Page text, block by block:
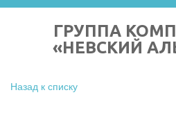
ГРУППА
«НЕВСКИЙ
Назад к списку